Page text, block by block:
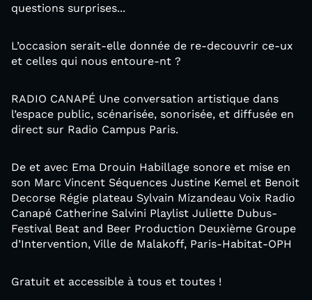
questions surprises...
L’occasion serait-elle donnée de re-decouvrir ce-ux
et celles qui nous entoure-nt ?
RADIO CANAPÉ Une conversation artistique dans
l’espace public, scénarisée, sonorisée, et diffusée en
direct sur Radio Campus Paris.
De et avec Ema Drouin Habillage sonore et mise en
son Marc Vincent Séquences Justine Kemel et Benoit
Decorse Régie plateau Sylvain Mizandeau Voix Radio
Canapé Catherine Salvini Playlist Juliette Dubus-
Festival Beat and Beer Production Deuxième Groupe
d’Intervention, Ville de Malakoff, Paris-Habitat-OPH
Gratuit et accessible à tous et toutes !